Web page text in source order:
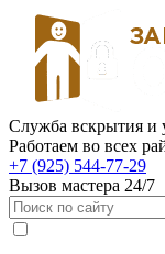
Служба вскрытия и
Работаем во всех
+7 (925) 544-77-29
Вызов мастера 24/7